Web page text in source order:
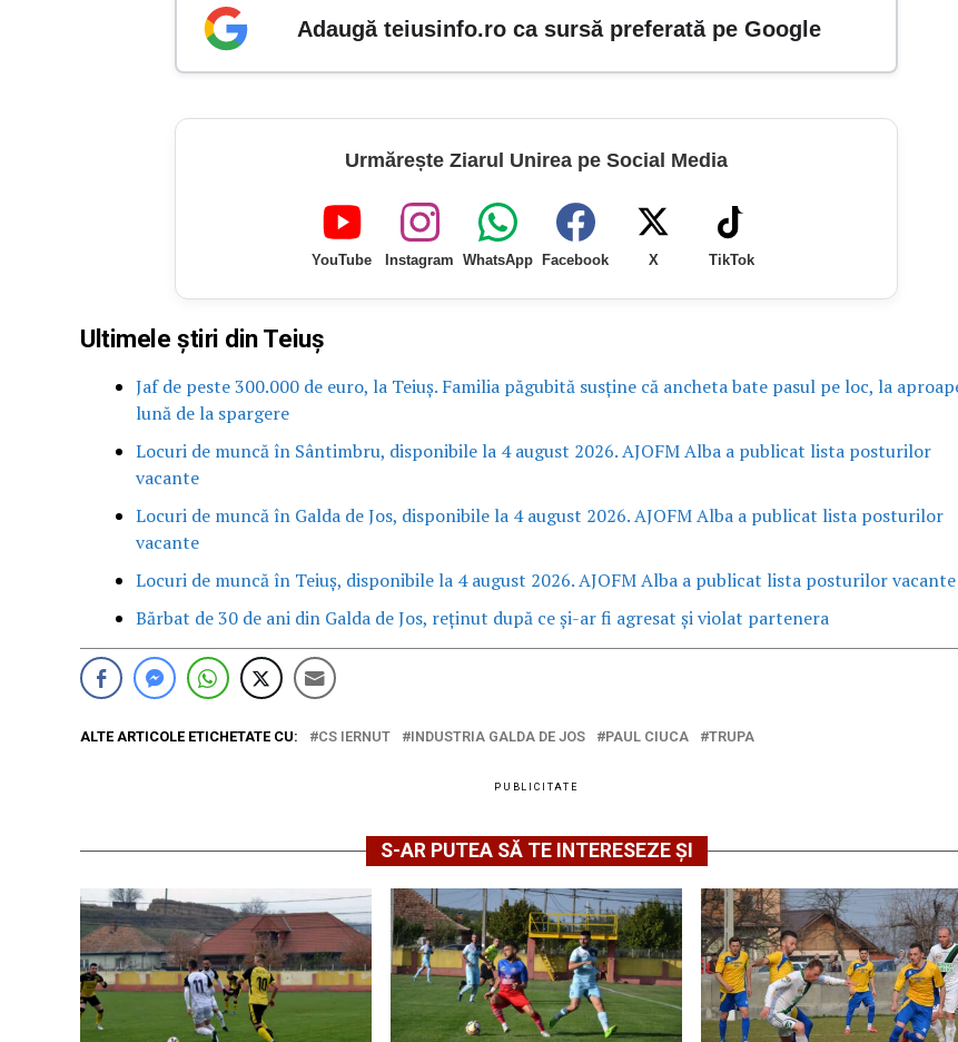
Adaugă teiusinfo.ro ca sursă preferată pe Google
Urmărește Ziarul Unirea pe Social Media
YouTube Instagram WhatsApp Facebook X TikTok
Ultimele știri din Teiuș
Jaf de peste 300.000 de euro, la Teiuș. Familia păgubită susține că ancheta bate pasul pe loc, la
lună de la spargere
Locuri de muncă în Sântimbru, disponibile la 4 august 2026. AJOFM Alba a publicat lista posturilor
vacante
Locuri de muncă în Galda de Jos, disponibile la 4 august 2026. AJOFM Alba a publicat lista posturilor
vacante
Locuri de muncă în Teiuș, disponibile la 4 august 2026. AJOFM Alba a publicat lista posturilor vacante
Bărbat de 30 de ani din Galda de Jos, reținut după ce și-ar fi agresat și violat partenera
ALTE ARTICOLE ETICHETATE CU: CS IERNUT INDUSTRIA GALDA DE JOS PAUL CIUCA TRUPA
PUBLICITATE
S-AR PUTEA SĂ TE INTERESEZE ȘI